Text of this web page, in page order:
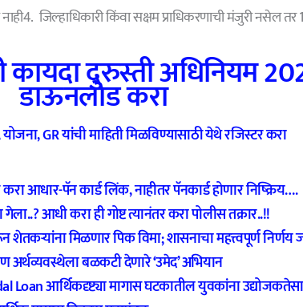
जिल्हाधिकारी किंवा सक्षम प्राधिकरणाची मंजुरी नसेल
कायदा दुरुस्ती अधिनियम
डाऊनलोड करा
GR यांची माहिती मिळविण्यासाठी येथे रजिस्टर करा
आधार-पॅन कार्ड लिंक, नाहीतर पॅनकार्ड होणार निष्क्रिय….
आधी करा ही गोष्ट त्यानंतर करा पोलीस तक्रार..!!
मिळणार पिक विमा; शासनाचा महत्त्वपूर्ण निर्णय
अर्थव्यवस्थेला बळकटी देणारे ‘उमेद’ अभियान
आर्थिकदृष्ट्या मागास घटकातील युवकांना